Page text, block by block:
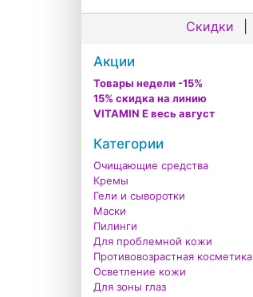
Скидки
Акции
Товары недели -15%
15% скидка на линию
VITAMIN E весь август
Категории
Очищающие средства
Кремы
Гели и сыворотки
Маски
Пилинги
Для проблемной кожи
Противовозрастная косметика
Осветление кожи
Для зоны глаз